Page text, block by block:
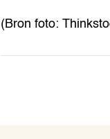
(Bron foto: